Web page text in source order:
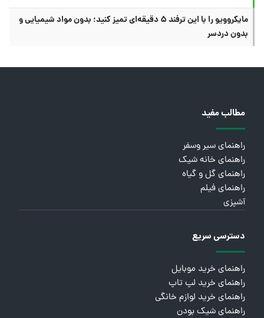
مایکروویو را با این ترفند ۵ دقیقه‌ای تمیز کنید؛ بدون مواد شیمیایی و
بدون دردسر
مطالب مفید
راهنمای سیر وسفر
راهنمای خانه شیک
راهنمای گل و گیاه
راهنمای فیلم
آشپزی
دسترسی سریع
راهنمای خرید موبایل
راهنمای خرید لپ تاپ
راهنمای خرید لوازم خانگی
راهنمای شیک بودن